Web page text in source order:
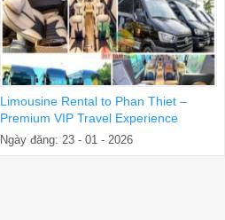
Limousine Rental to Phan Thiet –
Premium VIP Travel Experience
Ngày đăng: 23 - 01 - 2026